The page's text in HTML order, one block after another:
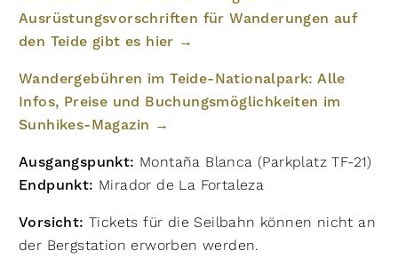
Ausrüstungsvorschriften für Wanderungen auf
den Teide gibt es hier →
Wandergebühren im Teide-Nationalpark: Alle
Infos, Preise und Buchungsmöglichkeiten im
Sunhikes-Magazin →
Ausgangspunkt: Montaña Blanca (Parkplatz TF-21)
Endpunkt: Mirador de La Fortaleza
Vorsicht: Tickets für die Seilbahn können nicht an
der Bergstation erworben werden.